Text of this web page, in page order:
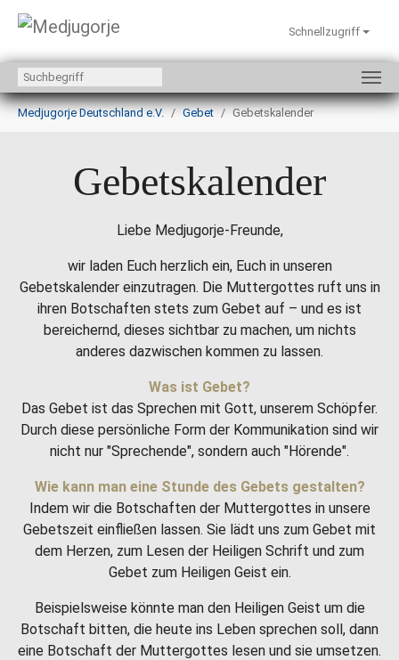
Zum Hauptinhalt springen
Schnellzugriff
Sie sind hier:
Medjugorje Deutschland e.V.
Gebet Gebetskalender
Gebetskalender
Liebe Medjugorje-Freunde,
wir laden Euch herzlich ein, Euch in unseren
Gebetskalender einzutragen. Die Muttergottes ruft uns in
ihren Botschaften stets zum Gebet auf – und es ist
bereichernd, dieses sichtbar zu machen, um nichts
anderes dazwischen kommen zu lassen.
Was ist Gebet?
Das Gebet ist das Sprechen mit Gott, unserem Schöpfer.
Durch diese persönliche Form der Kommunikation sind wir
nicht nur "Sprechende", sondern auch "Hörende".
Wie kann man eine Stunde des Gebets gestalten?
Indem wir die Botschaften der Muttergottes in unsere
Gebetszeit einfließen lassen. Sie lädt uns zum Gebet mit
dem Herzen, zum Lesen der Heiligen Schrift und zum
Gebet zum Heiligen Geist ein.
Beispielsweise könnte man den Heiligen Geist um die
Botschaft bitten, die heute ins Leben sprechen soll, dann
eine Botschaft der Muttergottes lesen und sie umsetzen.